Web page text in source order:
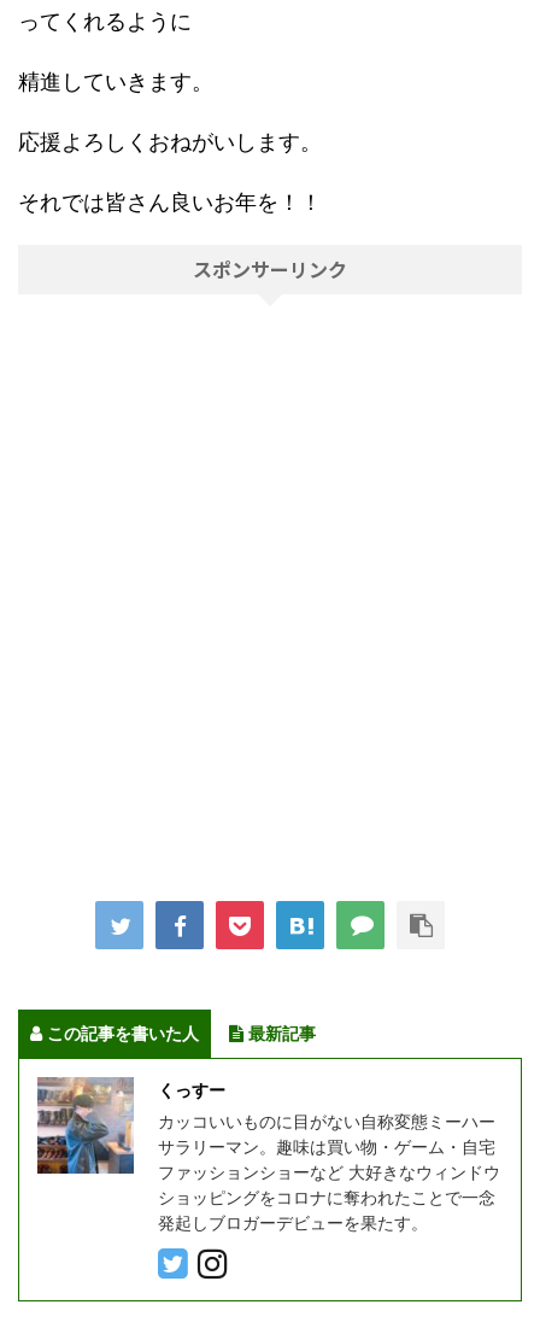
ってくれるように
精進していきます。
応援よろしくおねがいします。
それでは皆さん良いお年を！！
スポンサーリンク
この記事を書いた人 最新記事
くっすー
カッコいいものに目がない自称変態ミーハー
サラリーマン。趣味は買い物・ゲーム・自宅
ファッションショーなど 大好きなウィンドウ
ショッピングをコロナに奪われたことで一念
発起しブロガーデビューを果たす。